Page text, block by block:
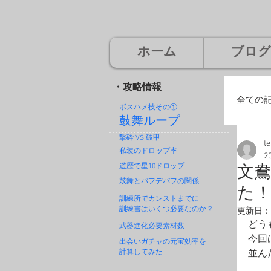
ホーム ブログ
・攻略情報
ボスハメ技その①
鼓舞ループ
撃砕 VS 破甲
私装のドロップ率
遊歴で星10ドロップ
鼓舞とバフデバフの関係
訓練所でカンストまでに
訓練書はいくつ必要なのか？
武器進化必要素材数
出会いガチャの元宝効率を
計算してみた
全ての
文
た！
更新日：
どう
今回
並ん